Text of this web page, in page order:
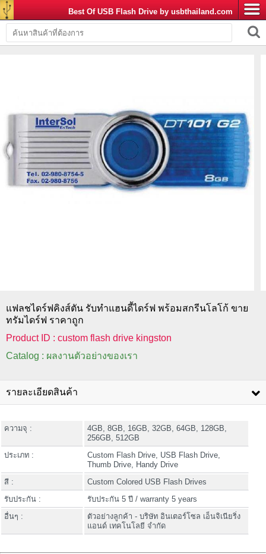
Best Of USB Flash Drive by usbthailand.com
แฟลชไดร์ฟคิงส์ตัน รับทำแฮนดี้ไดร์ฟ พร้อมสกรีนโลโก้ ขาย
ทรัมไดร์ฟ ราคาถูก
Product ID : custom flash drive kingston
Catalog : ผลงานตัวอย่างของเรา
รายละเอียดสินค้า
ความจุ :
4GB, 8GB, 16GB, 32GB, 64GB, 128GB,
256GB, 512GB
ประเภท :
Custom Flash Drive, USB Flash Drive,
Thumb Drive, Handy Drive
สี :
Custom Colored USB Flash Drives
รับประกัน :
รับประกัน 5 ปี / warranty 5 years
อื่นๆ :
ตัวอย่างลูกค้า - บริษัท อินเตอร์โซล เอ็นจิเนียริ่ง
แอนด์ เทคโนโลยี จำกัด